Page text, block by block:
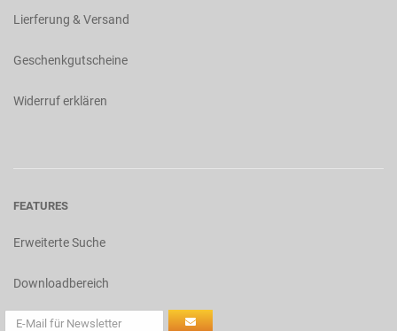
Lierferung & Versand
Geschenkgutscheine
Widerruf erklären
FEATURES
Erweiterte Suche
Downloadbereich